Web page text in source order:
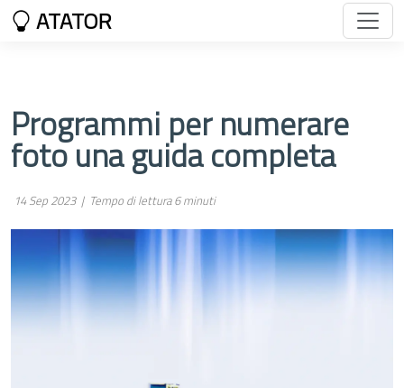
ATATOR
Programmi per numerare
foto una guida completa
14 Sep 2023 | Tempo di lettura 6 minuti